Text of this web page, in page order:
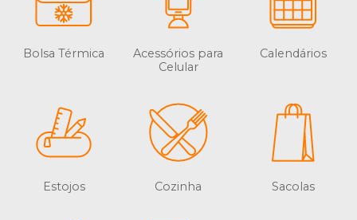
Bolsa Térmica
Acessórios para
Celular
Calendários
Estojos Cozinha Sacolas